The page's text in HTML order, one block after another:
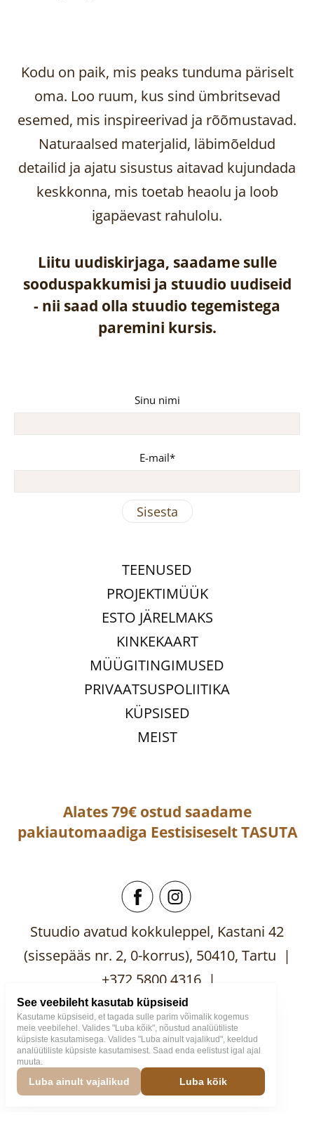
Kodu on paik, mis peaks tunduma päriselt
oma. Loo ruum, kus sind ümbritsevad
esemed, mis inspireerivad ja rõõmustavad.
Naturaalsed materjalid, läbimõeldud
detailid ja ajatu sisustus aitavad kujundada
keskkonna, mis toetab heaolu ja loob
igapäevast rahulolu.
Liitu uudiskirjaga, saadame sulle
sooduspakkumisi ja stuudio uudiseid
- nii saad olla stuudio tegemistega
paremini kursis.
Sinu nimi
E-mail
TEENUSED
PROJEKTIMÜÜK
ESTO JÄRELMAKS
KINKEKAART
MÜÜGITINGIMUSED
PRIVAATSUSPOLIITIKA
KÜPSISED
MEIST
Alates 79€ ostud saadame
pakiautomaadiga EestisiseseltTASUTA
Stuudio avatud kokkuleppel, Kastani 42
(sissepääs nr. 2, 0-korrus), 50410, Tartu |
+372 5800 4316 |
mooblistuudio@gmail.com
VäikeMööblistuudio2026
See veebileht kasutab küpsiseid
Kasutame küpsiseid, et tagada sulle parim võimalik kogemus
meie veebilehel. Valides "Luba kõik", nõustud analüütiliste
küpsiste kasutamisega. Valides "Luba ainult vajalikud", keeldud
analüütiliste küpsiste kasutamisest. Saad enda eelistust igal ajal
muuta.
Luba ainult vajalikud Luba kõik